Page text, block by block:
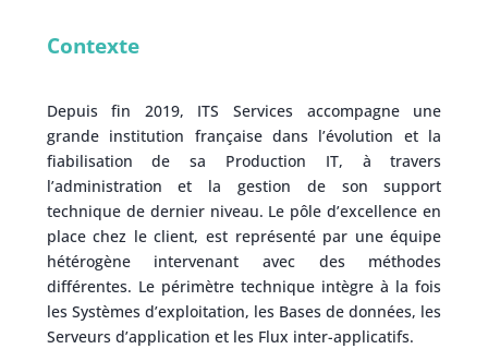
Contexte
Depuis fin 2019, ITS Services accompagne une
grande institution française dans l’évolution et la
fiabilisation de sa Production IT, à travers
l’administration et la gestion de son support
technique de dernier niveau. Le pôle d’excellence en
place chez le client, est représenté par une équipe
hétérogène intervenant avec des méthodes
différentes. Le périmètre technique intègre à la fois
les Systèmes d’exploitation, les Bases de données, les
Serveurs d’application et les Flux inter-applicatifs.